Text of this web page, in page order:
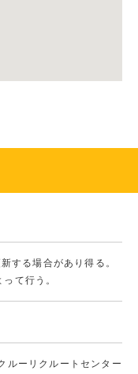
する場合があり得る。
て行う。
ルーリクルートセンター